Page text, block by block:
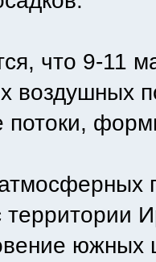
что 9-11
воздушных
потоки,
территории
южных